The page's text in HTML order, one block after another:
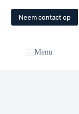
Contact
Neem contact op
Menu